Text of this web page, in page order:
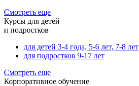
Смотреть еще
Курсы для детей
и подростков
для детей 3-4 года, 5-6 лет, 7-8 лет
для подростков 9-17 лет
Смотреть еще
Корпоративное обучение